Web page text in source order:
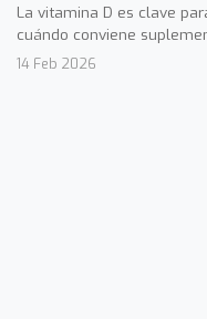
La vitamina D es clave
cuándo conviene
14 Feb 2026